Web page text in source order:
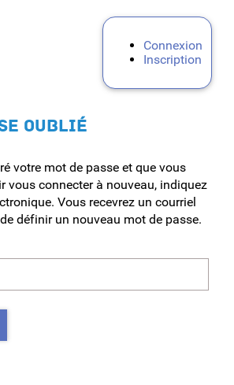
Connexion
Inscription
techniques et médico-sociaux
Transformer
OUBLIÉ
votre mot de passe et que vous
vous connecter à nouveau, indiquez
Vous recevrez un courriel
définir un nouveau mot de passe.